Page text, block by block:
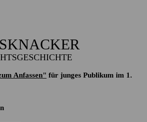
Anfassen" für junges Publikum im 1.